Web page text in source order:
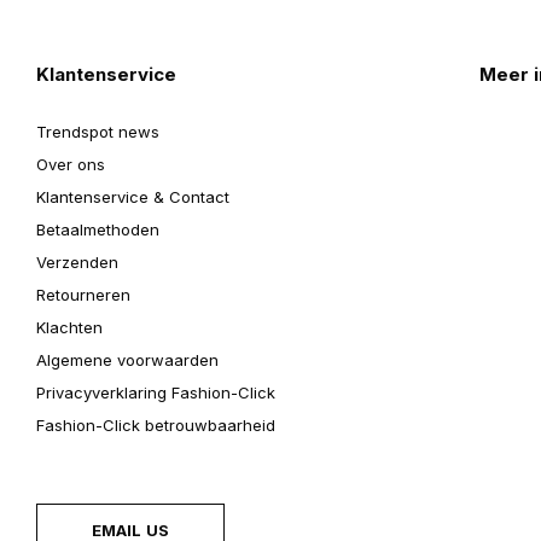
Klantenservice
Trendspot news
Over ons
Klantenservice & Contact
Betaalmethoden
Verzenden
Retourneren
Klachten
Algemene voorwaarden
Privacyverklaring Fashion-Click
Fashion-Click betrouwbaarheid
Meer
EMAIL US